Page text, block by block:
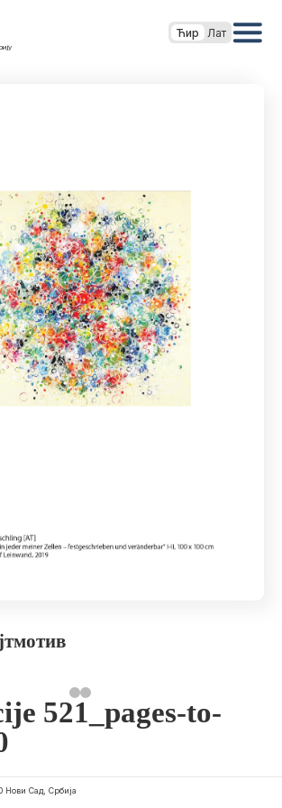
Ћир Лат
521_pages-to-
Нови Сад, Србија